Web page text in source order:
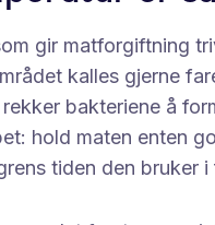
gir matforgiftning
kalles gjerne
bakteriene å
hold maten enten
tiden den bruker i